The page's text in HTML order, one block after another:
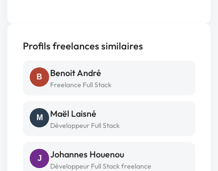
Profils freelances similaires
B Benoit André
Freelance Full Stack
M Maël Laisné
Développeur Full Stack
J Johannes Houenou
Développeur Full Stack freelance